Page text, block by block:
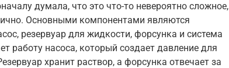
думала, что это что-то невероятно сложное,
Основными компонентами являются
резервуар для жидкости, форсунка и система
работу насоса, который создает давление для
хранит раствор, а форсунка отвечает за